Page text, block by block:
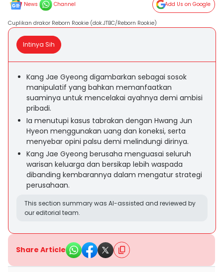
News Channel Add Us on Google
Cuplikan drakor Reborn Rookie (dok.JTBC/Reborn Rookie)
Intinya Sih
Kang Jae Gyeong digambarkan sebagai sosok
manipulatif yang bahkan memanfaatkan
suaminya untuk mencelakai ayahnya demi ambisi
pribadi.
Ia menutupi kasus tabrakan dengan Hwang Jun
Hyeon menggunakan uang dan koneksi, serta
menyebar opini palsu demi melindungi dirinya.
Kang Jae Gyeong berusaha menguasai seluruh
warisan keluarga dan bersikap lebih waspada
dibanding kembarannya dalam mengatur strategi
perusahaan.
This section summary was AI-assisted and reviewed by
our editorial team.
Share Article